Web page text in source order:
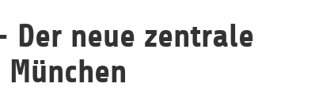
Der neue zentrale